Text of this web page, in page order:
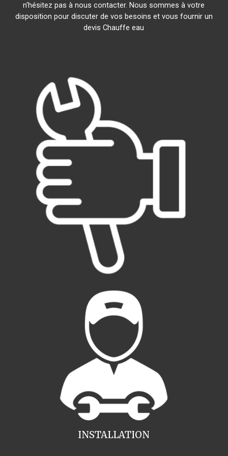
n'hésitez pas à nous contacter. Nous sommes à votre
disposition pour discuter de vos besoins et vous fournir un
devis Chauffe eau
INSTALLATION